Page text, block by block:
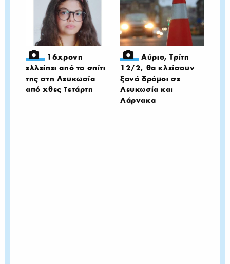
16χρονη
ελλείπει από το σπίτι
της στη Λευκωσία
από χθες Τετάρτη
Αύριο, Τρίτη
12/2, θα κλείσουν
ξανά δρόμοι σε
Λευκωσία και
Λάρνακα